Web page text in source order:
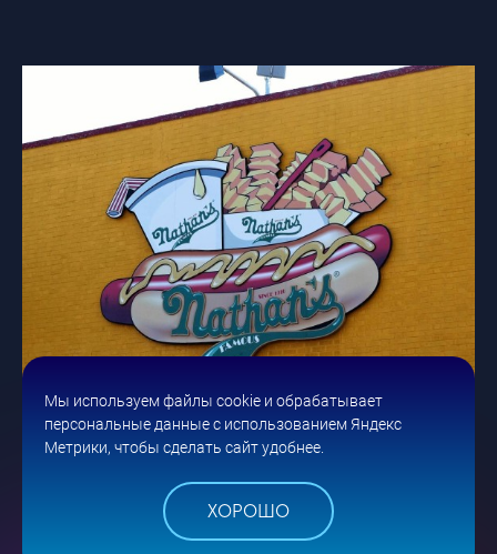
28 МАЯ
ЭФФЕКТИВНЫЕ СТРАТЕГИИ БРЕНДИНГА: ОТ ИДЕИ
ДО РЕАЛИЗАЦИИ — СОЗДАЕМ БРЕНД, КОТОРЫЙ
ЗАПОМНИТСЯ НАВСЕГДА
Мы используем файлы cookie и обрабатывает
персональные данные с использованием Яндекс
Метрики, чтобы сделать сайт удобнее.
ХОРОШО